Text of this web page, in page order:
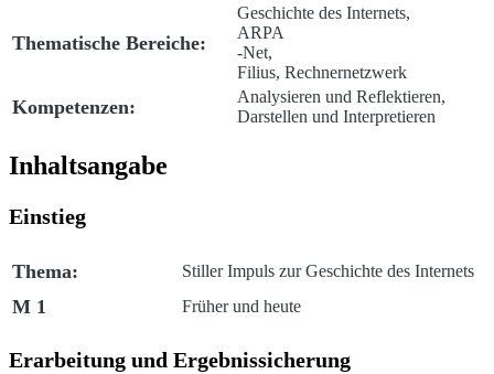
Thematische Bereiche:
Geschichte des Internets,
ARPA
-Net,
Filius, Rechnernetzwerk
Kompetenzen:
Analysieren und Reflektieren,
Darstellen und Interpretieren
Inhaltsangabe
Einstieg
Thema: Stiller Impuls zur Geschichte des Internets
M 1 Früher und heute
Erarbeitung und Ergebnissicherung